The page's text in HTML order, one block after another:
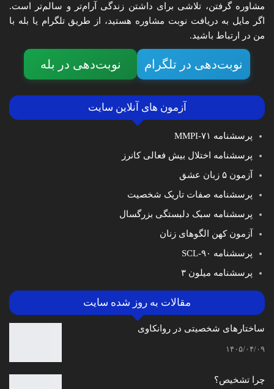
مشاوره گرفتن، تلاشی برای داشتن زندگی آرام‌تر و سالم‌تر است.
اگر مایل به دریافت نوبت مشاوره هستید، از طریق تلگرام یا بله با
من در ارتباط باشید.
نوبت‌دهی در تلگرام نوبت‌دهی در بله
آزمون های آنلاین سایت
پرسشنامه MMPI-۷۱
پرسشنامه اختلال بیش فعالی کانرز
آزمون ۵ زبان عشق
پرسشنامه صفات تاریک شخصیت
پرسشنامه سبک دلبستگی بزرگسال
آزمون کهن الگوهای زنان
پرسشنامه SCL-۹۰
پرسشنامه میلون ۳
مقالات به روز شده سایت
ساختارهای شخصیتی در روانکاوی
۱۴۰۵/۰۴/۰۹
چرا تشخیص؟